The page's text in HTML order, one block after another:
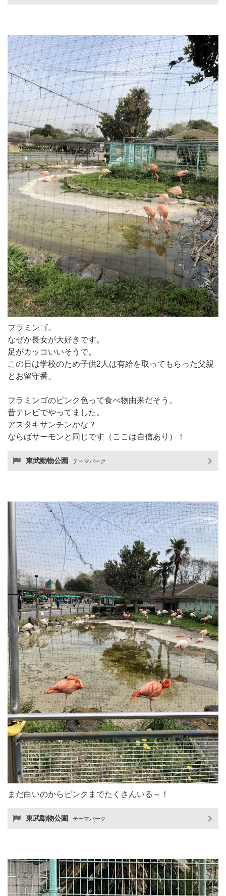
フラミンゴ。
なぜか長女が大好きです。
足がカッコいいそうで。
この日は学校のため子供2人は有給を取ってもらった父親
とお留守番。
フラミンゴのピンク色って食べ物由来だそう。
昔テレビでやってました。
アスタキサンチンかな？
ならばサーモンと同じです（ここは自信あり）！
東武動物公園 テーマパーク
まだ白いのからピンクまでたくさんいる～！
東武動物公園 テーマパーク